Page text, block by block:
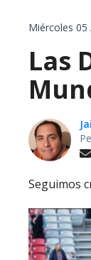
Miércoles
Las
Seguimos